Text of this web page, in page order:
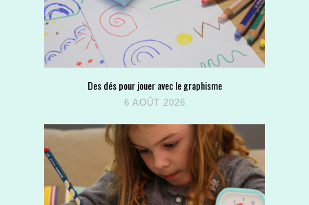
Des dés pour jouer avec le graphisme
6 AOÛT 2026